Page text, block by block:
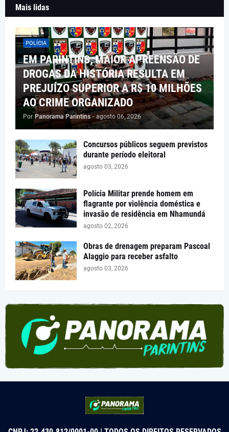
Mais lidas
POLÍCIA
EM PARINTINS, MAIOR APREENSÃO DE
DROGAS DA HISTÓRIA RESULTA EM
PREJUÍZO SUPERIOR A R$ 10 MILHÕES
AO CRIME ORGANIZADO
Por Panorama Parintins - agosto 06, 2026
Concursos públicos seguem previstos
durante período eleitoral
agosto 03, 2026
Polícia Militar prende homem em
flagrante por violência doméstica e
invasão de residência em Nhamundá
agosto 02, 2026
Obras de drenagem preparam Pascoal
Alaggio para receber asfalto
agosto 03, 2026